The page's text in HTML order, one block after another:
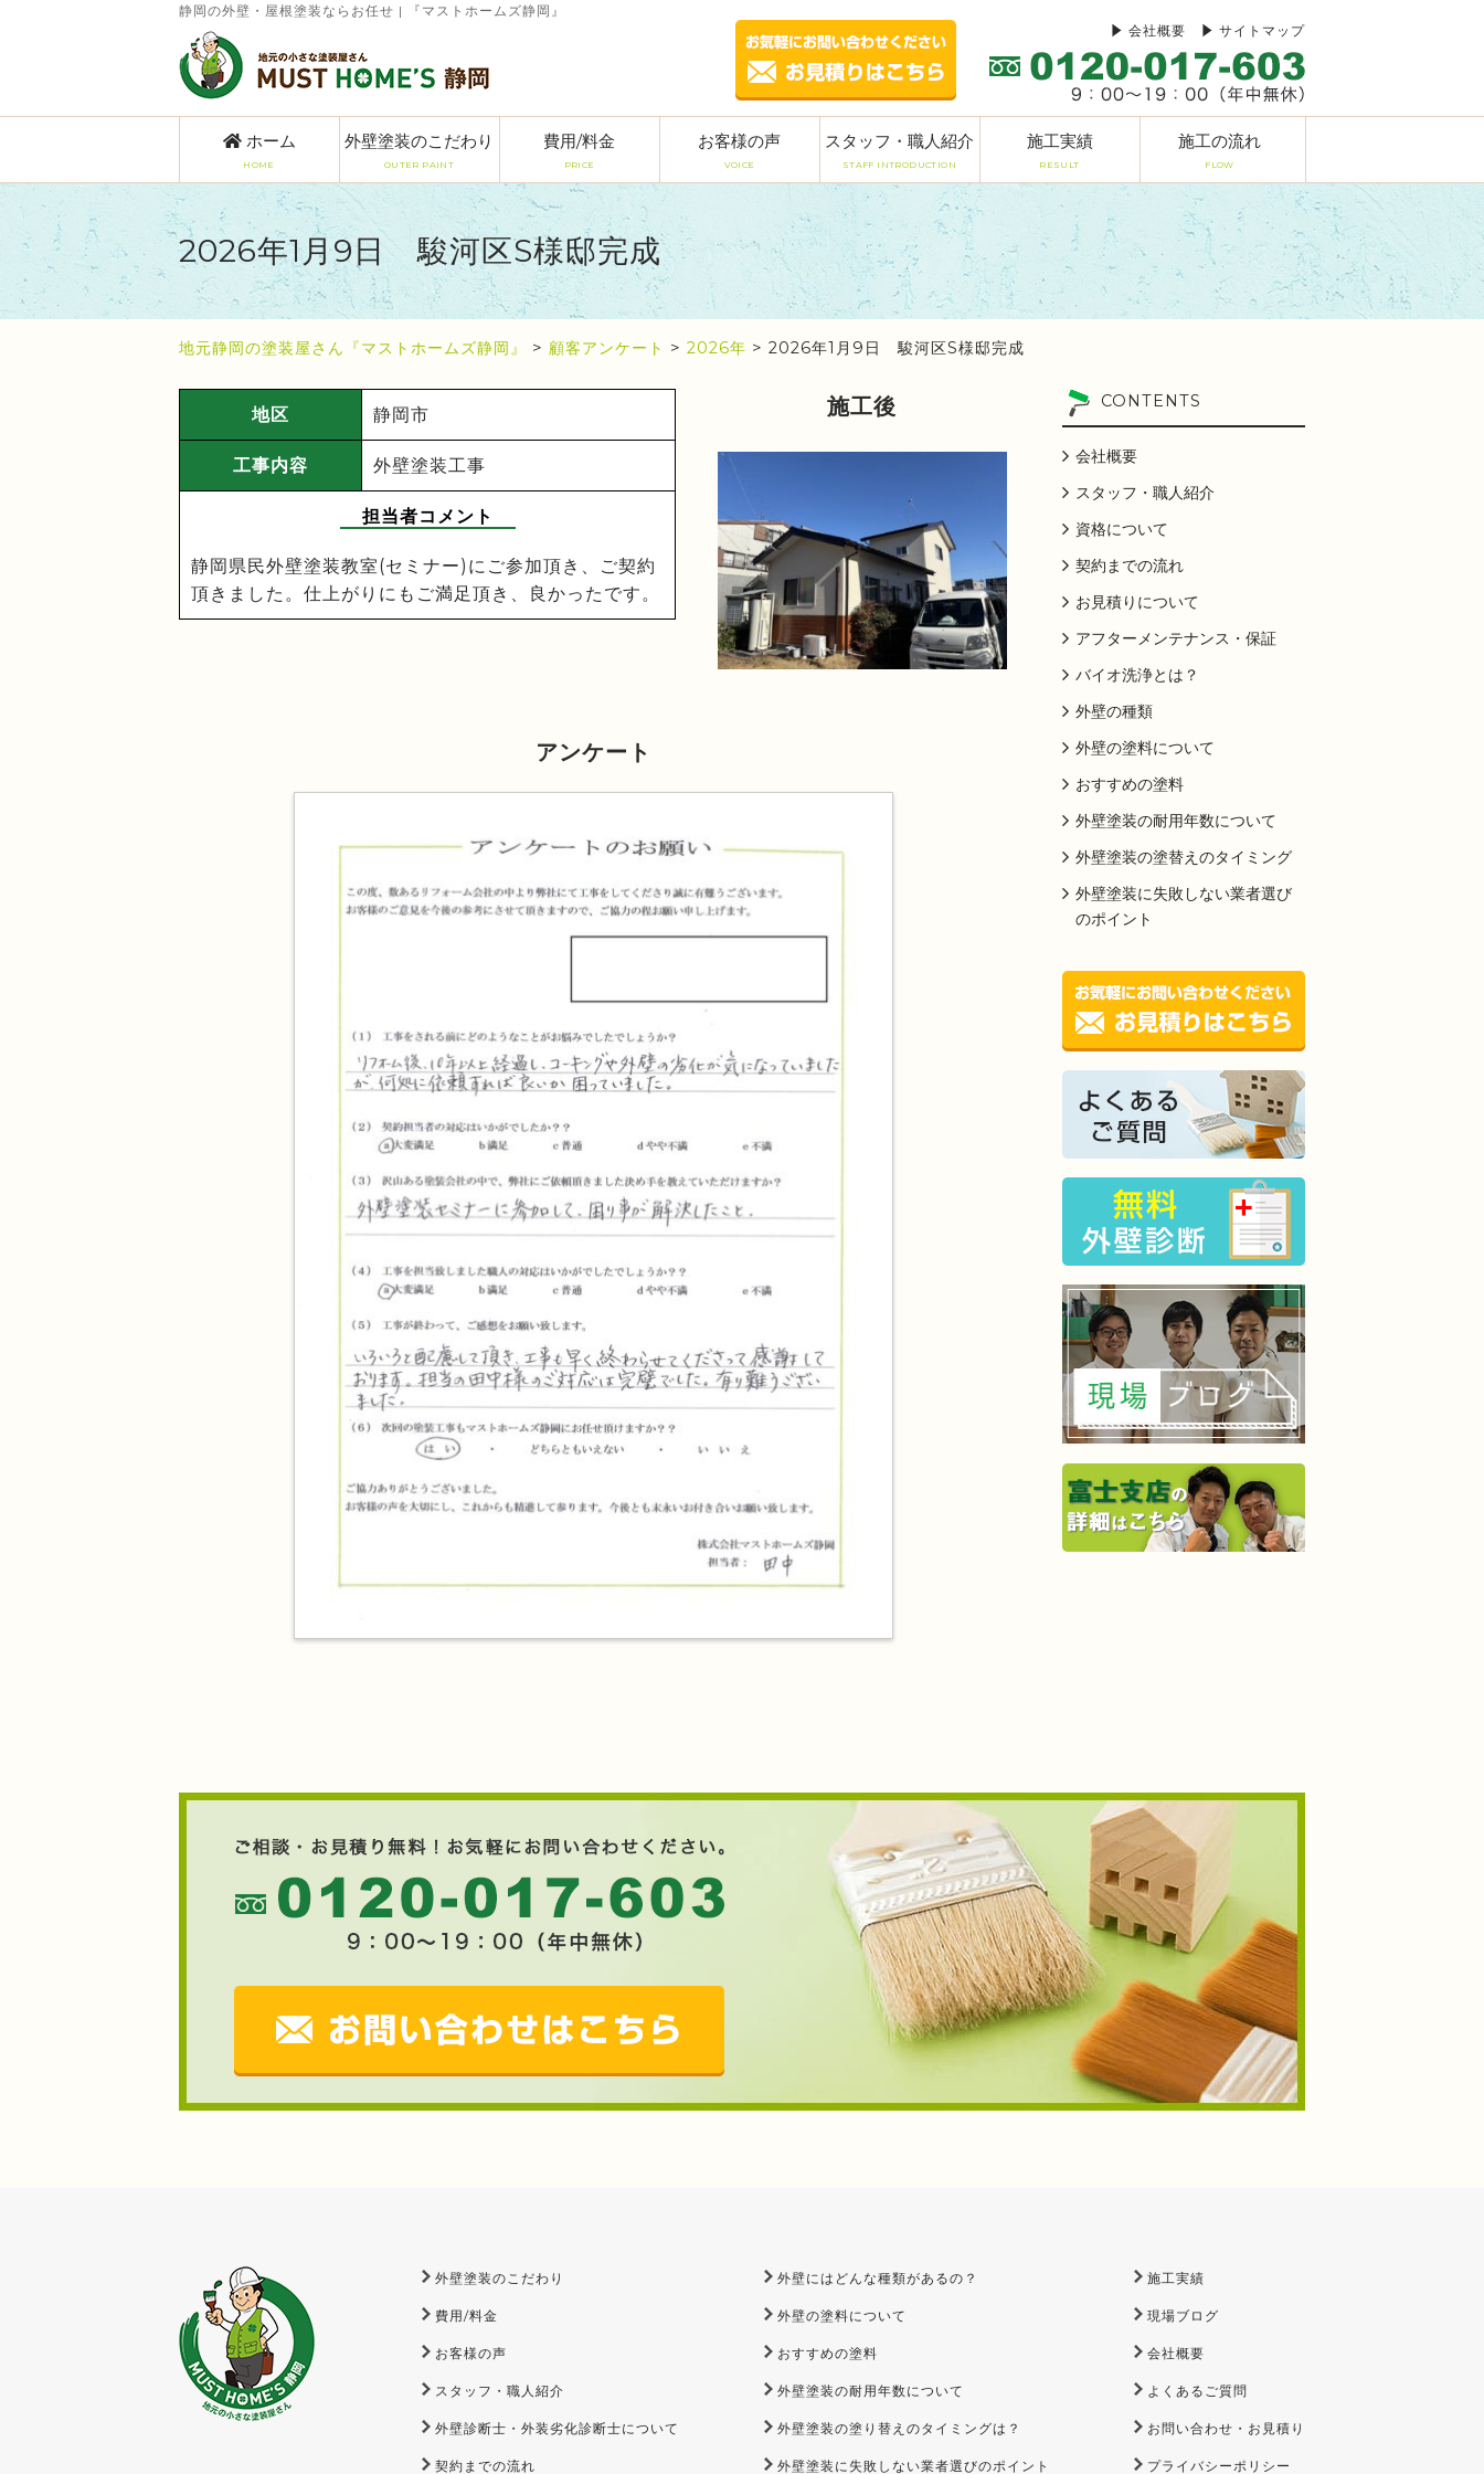
静岡の外壁・屋根塗装ならお任せ | 『マストホームズ静岡』
サイトマップ
会社概要
ホーム
HOME
外壁塗装のこだわり
OUTER PAINT
費用/料金
PRICE
お客様の声
VOICE
スタッフ・職人紹介
STAFF INTRODUCTION
施工実績
RESULT
施工の流れ
FLOW
2026年1月9日 駿河区S様邸完成
地元静岡の塗装屋さん『マストホームズ静岡』 > 顧客アンケート > 2026年 > 2026年1月9日 駿河区S様邸完成
地区 静岡市
工事内容 外壁塗装工事
担当者コメント
静岡県民外壁塗装教室(セミナー)にご参加頂き、ご契約
頂きました。仕上がりにもご満足頂き、良かったです。
施工後
アンケート
CONTENTS
会社概要
スタッフ・職人紹介
資格について
契約までの流れ
お見積りについて
アフターメンテナンス・保証
バイオ洗浄とは？
外壁の種類
外壁の塗料について
おすすめの塗料
外壁塗装の耐用年数について
外壁塗装の塗替えのタイミング
外壁塗装に失敗しない業者選び
のポイント
外壁塗装のこだわり
費用/料金
お客様の声
スタッフ・職人紹介
外壁診断士・外装劣化診断士について
契約までの流れ
外壁にはどんな種類があるの？
外壁の塗料について
おすすめの塗料
外壁塗装の耐用年数について
外壁塗装の塗り替えのタイミングは？
外壁塗装に失敗しない業者選びのポイント
施工実績
現場ブログ
会社概要
よくあるご質問
お問い合わせ・お見積り
プライバシーポリシー